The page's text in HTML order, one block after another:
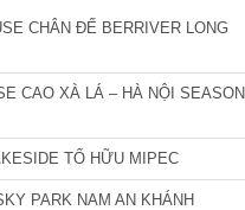
CHÂN ĐẾ BERRIVER LONG
CAO XÀ LÁ – HÀ NỘI SEASON
TỐ HỮU MIPEC
PARK NAM AN KHÁNH